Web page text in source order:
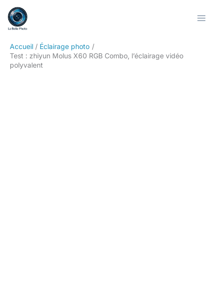
contenu
Accueil
Éclairage photo
Test : zhiyun Molus X60 RGB Combo, l’éclairage vidéo
polyvalent
Rechercher